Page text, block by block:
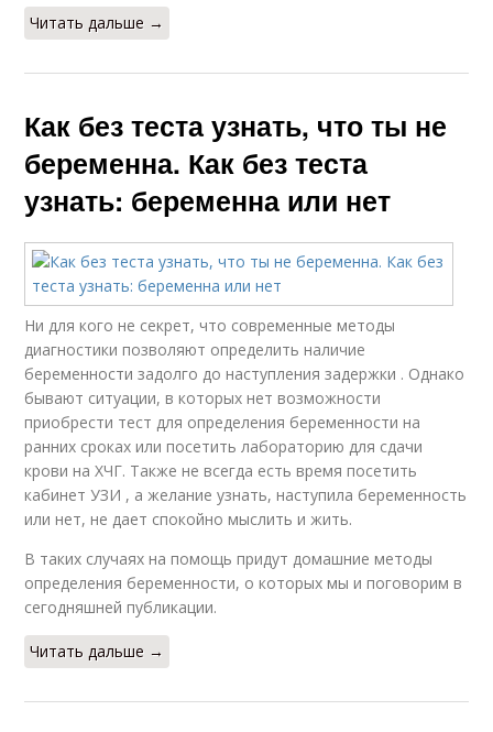
Читать дальше →
Как без теста узнать, что ты не
беременна. Как без теста
узнать: беременна или нет
Ни для кого не секрет, что современные методы
диагностики позволяют определить наличие
беременности задолго до наступления задержки . Однако
бывают ситуации, в которых нет возможности
приобрести тест для определения беременности на
ранних сроках или посетить лабораторию для сдачи
крови на ХЧГ. Также не всегда есть время посетить
кабинет УЗИ , а желание узнать, наступила беременность
или нет, не дает спокойно мыслить и жить.
В таких случаях на помощь придут домашние методы
определения беременности, о которых мы и поговорим в
сегодняшней публикации.
Читать дальше →